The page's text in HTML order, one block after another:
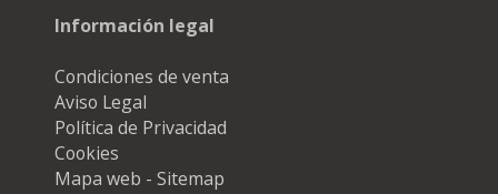
Información legal
Condiciones de venta
Aviso Legal
Política de Privacidad
Cookies
Mapa web - Sitemap